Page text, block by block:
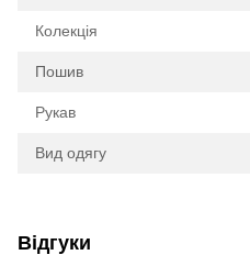
Колекція
Пошив
Рукав
Вид одягу
Відгуки